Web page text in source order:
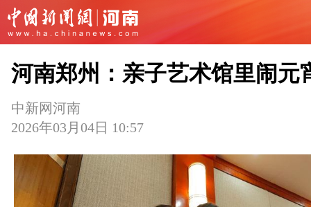
河南郑州：亲子艺术馆里闹元
中新网河南
2026年03月04日 10:57